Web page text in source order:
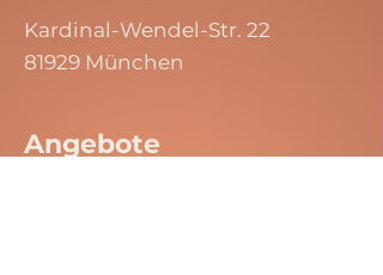
Kardinal-Wendel-Str. 22
81929 München
Angebote